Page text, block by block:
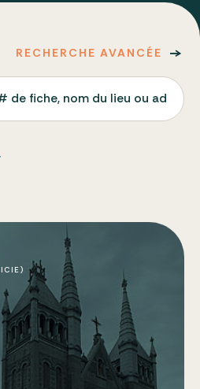
RECHERCHE AVANCÉE
de fiche, nom du lieu ou adresse